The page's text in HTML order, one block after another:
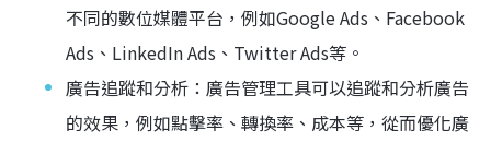
不同的數位媒體平台，例如Google Ads、Facebook
Ads、LinkedIn Ads、Twitter Ads等。
廣告追蹤和分析：廣告管理工具可以追蹤和分析廣告
的效果，例如點擊率、轉換率、成本等，從而優化廣